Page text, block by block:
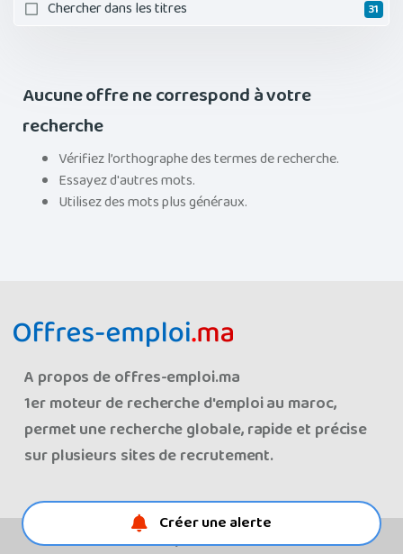
Chercher dans les titres 31
Créer une alerte
Aucune offre ne correspond à votre
recherche
Vérifiez l’orthographe des termes de recherche.
Essayez d'autres mots.
Utilisez des mots plus généraux.
A propos de offres-emploi.ma
1er moteur de recherche d'emploi au maroc,
permet une recherche globale, rapide et précise
sur plusieurs sites de recrutement.
© Les offres d'emploi au maroc 2008-2026